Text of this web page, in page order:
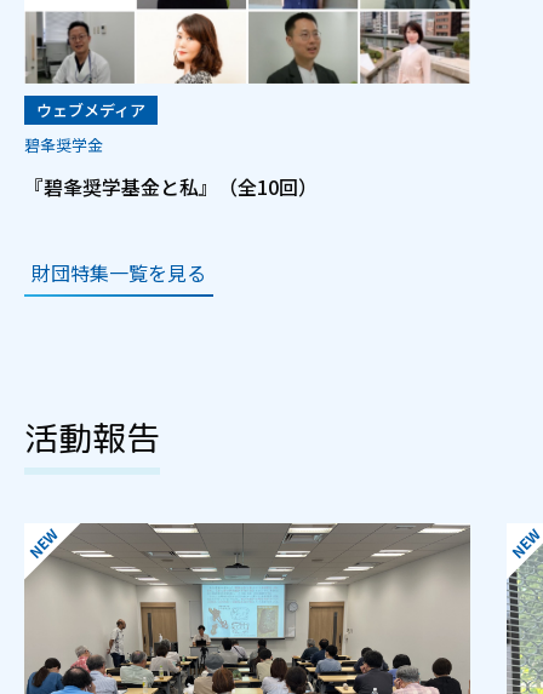
ウェブメディア
碧夆奨学金
『碧夆奨学基金と私』（全10回）
財団特集一覧を見る
活動報告